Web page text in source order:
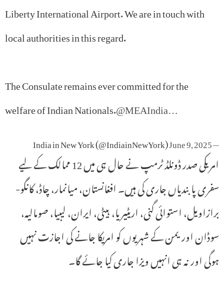
Liberty International Airport. We are in touch with
local authorities in this regard.
The Consulate remains ever committed for the
welfare of Indian Nationals.@MEAIndia…
— India in New York (@IndiainNewYork)
June 9, 2025
امریکی صدر ڈونلڈ ٹرمپ نے حال ہی میں 12 ممالک کے لیے
سفری پابندیاں جاری کی ہیں۔ افغانستان، میانمار، چاڈ، کانگو-
برازاویل، استوائی گنی، اریٹیریا، ہیٹی، ایران، لیبیا، صومالیہ،
سوڈان اور یمن کے شہریوں کو امریکا جانے کی اجازت نہیں
ہوگی اور نہ ہی انہیں ویزا جاری کیا جائے گا۔